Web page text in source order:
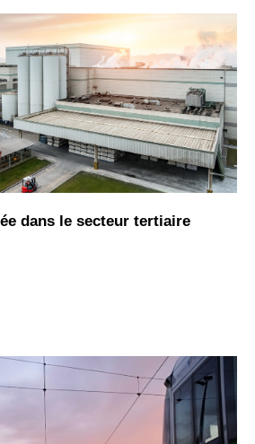
dans le secteur tertiaire